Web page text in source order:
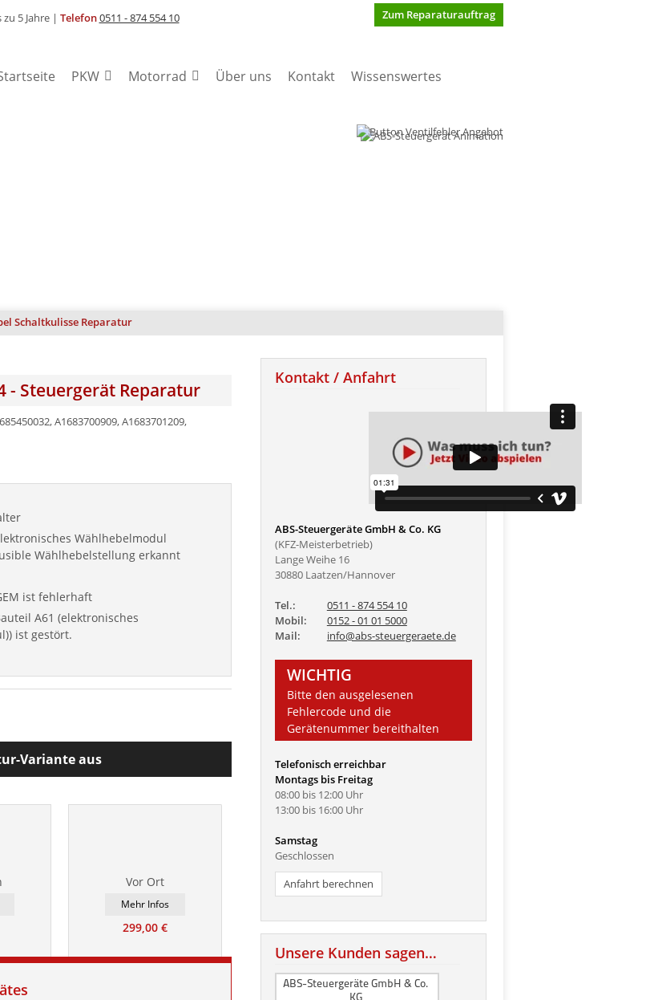
5 Jahre | Telefon0511 - 874 554 10 Zum Reparaturauftrag
PKW Motorrad Über uns Kontakt Wissenswertes
Schaltkulisse Reparatur
- Steuergerät Reparatur
A1683700909, A1683701209,
Wählhebelmodul
Wählhebelstellung erkannt
ist fehlerhaft
A61 (elektronisches
ist gestört.
Variante aus
Vor Ort
Mehr Infos
299,00 €
Kontakt / Anfahrt
ABS-Steuergeräte GmbH & Co. KG
(KFZ-Meisterbetrieb)
Lange Weihe 16
30880 Laatzen/Hannover
Tel.:
0511 - 874 554 10
Mobil:
0152 - 01 01 5000
Mail:
info@abs-steuergeraete.de
WICHTIG
Bitte den ausgelesenen
Fehlercode und die
Gerätenummer bereithalten
Telefonisch erreichbar
Montags bis Freitag
08:00 bis 12:00 Uhr
13:00 bis 16:00 Uhr
Samstag
Geschlossen
Anfahrt berechnen
Unsere Kunden sagen…